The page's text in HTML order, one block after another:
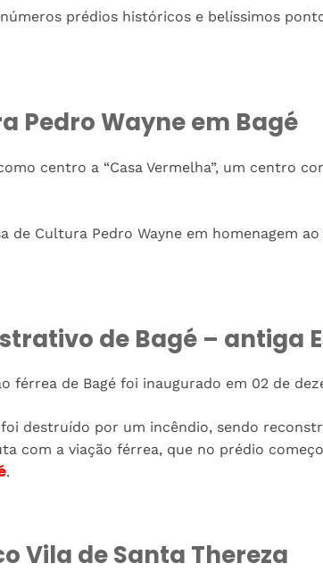
prédios históricos e belíssimos
Pedro Wayne em Bagé
centro a “Casa Vermelha”, um centro
de Cultura Pedro Wayne em homenagem
de Bagé – antiga
férrea de Bagé foi inaugurado em 02 de
destruído por um incêndio, sendo
com a viação férrea, que no prédio
.
Vila de Santa Thereza